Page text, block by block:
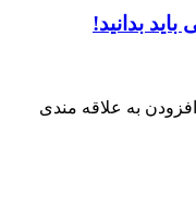
بدانید!
افزودن به علاقه مندی